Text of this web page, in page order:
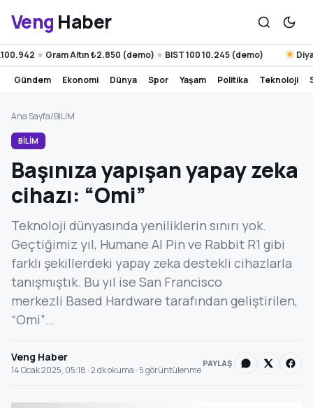
Veng Haber
● Gram Altın ₺2.850 (demo) ● BIST 100 10.245 (demo)
gündem ekonomi dünya spor yaşam politika teknoloji
Ana Sayfa/BİLİM
BİLİM
Başınıza yapışan yapay zeka
cihazı: “Omi”
Teknoloji dünyasında yeniliklerin sınırı yok.
Geçtiğimiz yıl, Humane AI Pin ve Rabbit R1 gibi
farklı şekillerdeki yapay zeka destekli cihazlarla
tanışmıştık. Bu yıl ise San Francisco
merkezli Based Hardware tarafından geliştirilen,
“Omi”…
Veng Haber
14 Ocak 2025, 05:18 · 2 dk okuma · 5 görüntülenme
PAYLAŞ